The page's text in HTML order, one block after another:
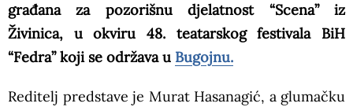
građana za pozorišnu djelatnost “Scena” iz
Živinica, u okviru 48. teatarskog festivala BiH
“Fedra” koji se održava u Bugojnu.
Reditelj predstave je Murat Hasanagić, a glumačku